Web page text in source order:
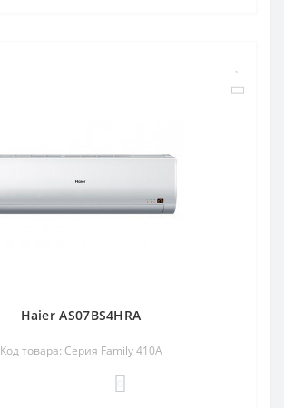
Haier AS07BS4HRA
Код товара: Серия Family 410A